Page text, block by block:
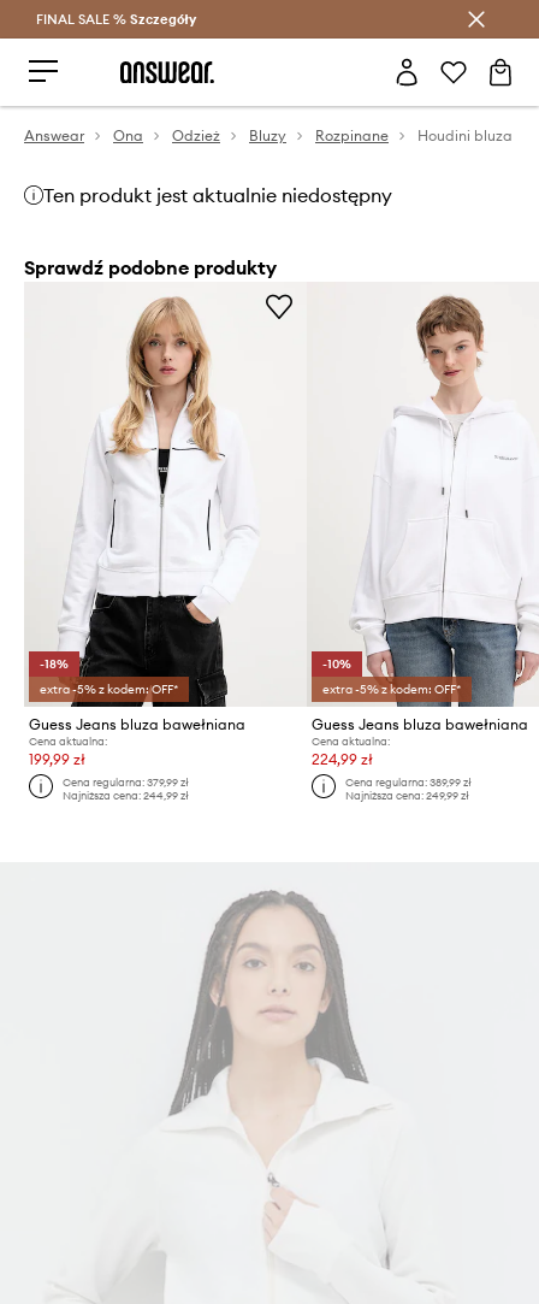
Oszczędzaj z Answear Club >
FINAL SALE % Szczegóły
Answear Ona Odzież Bluzy Rozpinane Houdini bluza
Ten produkt jest aktualnie niedostępny
Sprawdź podobne produkty
-18%
extra -5% z kodem: OFF*
Guess Jeans bluza bawełniana
Cena aktualna:
199,99 zł
Cena regularna:379,99 zł
Najniższa cena:244,99 zł
-10%
extra -5% z kodem: OFF*
Guess Jeans bluza bawełniana
Cena aktualna:
224,99 zł
Cena regularna: 389,99 zł
Najniższa cena: 249,99 zł